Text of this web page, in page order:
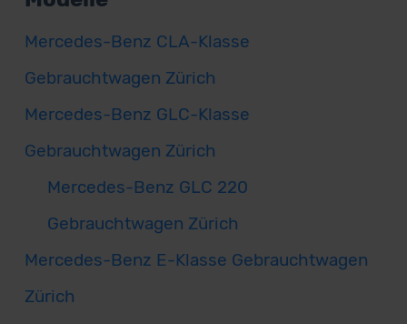
Mercedes-Benz CLA-Klasse
Gebrauchtwagen Zürich
Mercedes-Benz GLC-Klasse
Gebrauchtwagen Zürich
Mercedes-Benz GLC 220
Gebrauchtwagen Zürich
Mercedes-Benz E-Klasse Gebrauchtwagen
Zürich